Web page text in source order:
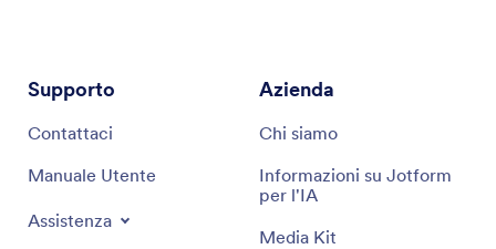
Supporto
Contattaci
Manuale Utente
Assistenza
Azienda
Chi siamo
Informazioni su Jotform
per l'IA
Media Kit